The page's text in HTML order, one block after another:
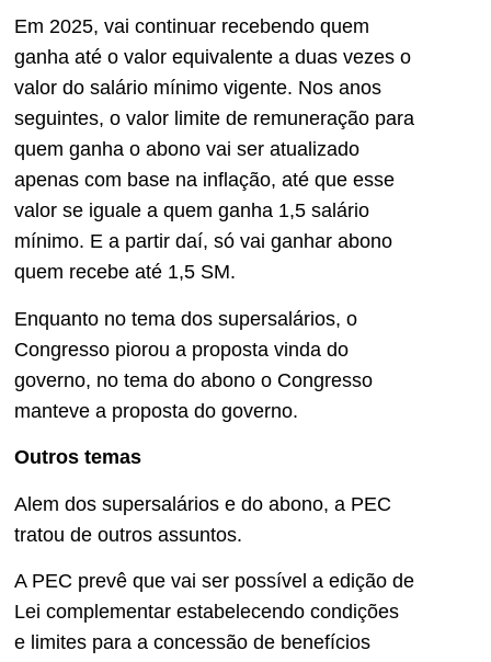
Em 2025, vai continuar recebendo quem
ganha até o valor equivalente a duas vezes o
valor do salário mínimo vigente. Nos anos
seguintes, o valor limite de remuneração para
quem ganha o abono vai ser atualizado
apenas com base na inflação, até que esse
valor se iguale a quem ganha 1,5 salário
mínimo. E a partir daí, só vai ganhar abono
quem recebe até 1,5 SM.
Enquanto no tema dos supersalários, o
Congresso piorou a proposta vinda do
governo, no tema do abono o Congresso
manteve a proposta do governo.
Outros temas
Alem dos supersalários e do abono, a PEC
tratou de outros assuntos.
A PEC prevê que vai ser possível a edição de
Lei complementar estabelecendo condições
e limites para a concessão de benefícios